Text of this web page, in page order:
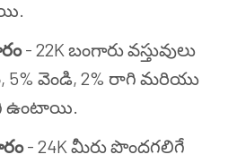
- 22K బంగారు వస్తువులు
5% వెండి, 2% రాగి మరియు
ఉంటాయి.
- 24K మీరు పొందగలిగే